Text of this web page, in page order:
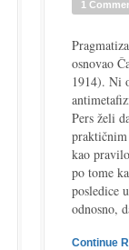
1
osnovao
1914). Ni
Pers želi
kao
po tome
posledice
odnosno,
Continue